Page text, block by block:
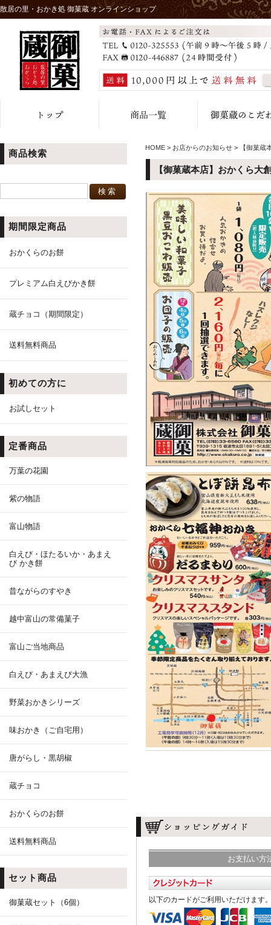
散居の里・おかき処 御菓蔵 オンラインショップ
商品検索
期間限定商品
おかくらのお餅
プレミアム白えびかき餅
蔵チョコ（期間限定）
送料無料商品
初めての方に
お試しセット
定番商品
万葉の花園
紫の物語
富山物語
白えび・ほたるいか・あまえ
び かき餅
昔ながらのすやき
越中富山の常備菓子
富山ご当地商品
白えび・あまえび大漁
野菜おかきシリーズ
味おかき（ご自宅用）
唐がらし・黒胡椒
蔵チョコ
おかくらのお餅
送料無料商品
セット商品
御菓蔵セット（6個）
HOME > お店からのお知らせ > 【御菓蔵
【御菓蔵本店】おかくら大
お支払い方
以下のカードがご利用いただけます